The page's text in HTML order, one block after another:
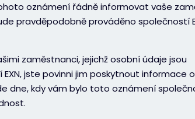
oznámení řádně informovat vaše
pravděpodobně prováděno společností
zaměstnanci, jejichž osobní údaje jsou
jste povinni jim poskytnout informace
kdy vám bylo toto oznámení